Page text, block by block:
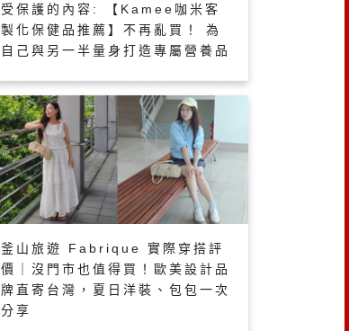
受保護的內容: 【Kamee咖米客
製化保健品推薦】不再亂買！ 為
自己與另一半量身打造專屬營養品
釜山旅遊 Fabrique 實際穿搭評
價｜沒門市也值得買！歐美設計品
牌直寄台灣，夏日洋裝、包包一次
分享